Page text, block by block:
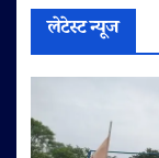
लेटेस्ट न्यूज